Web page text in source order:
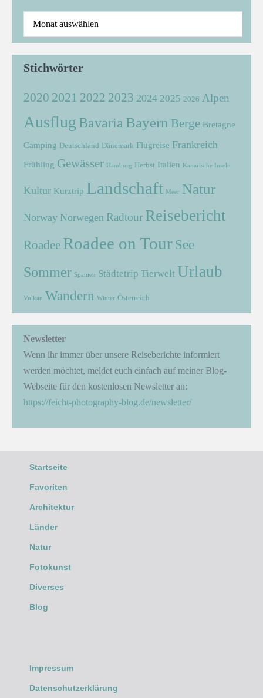
Stichwörter
2020 2021 2022 2023 2024 2025 2026 Alpen
Ausflug Bavaria Bayern Berge Bretagne
Camping Deutschland Dänemark Flugreise Frankreich
Frühling Gewässer Hamburg Herbst Italien Kanarische Inseln
Kultur Kurztrip Landschaft Meer Natur
Norway Norwegen Radtour Reisebericht
Roadee Roadee on Tour See
Sommer Spanien Städtetrip Tierwelt Urlaub
Vulkan Wandern Winter Österreich
Newsletter
Wenn ihr immer über unsere Reiseberichte informiert
werden möchtet, meldet euch einfach auf meiner Blog-
Webseite für den kostenlosen Newsletter an:
https://feicht-photography-blog.de/newsletter/
Startseite
Favoriten
Architektur
Länder
Natur
Fotokunst
Diverses
Blog
Impressum
Datenschutzerklärung